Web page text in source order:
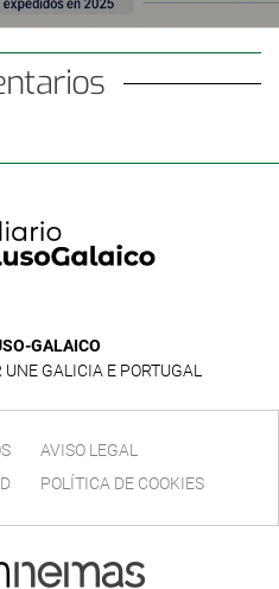
GALAICO
GALICIA E PORTUGAL
AVISO LEGAL
POLÍTICA DE COOKIES